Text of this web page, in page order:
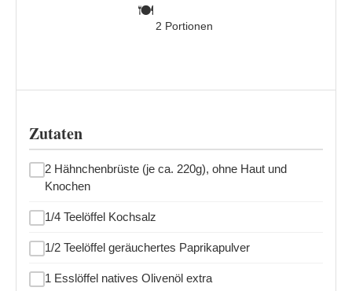
2 Portionen
Zutaten
2 Hähnchenbrüste (je ca. 220g), ohne Haut und
Knochen
1/4 Teelöffel Kochsalz
1/2 Teelöffel geräuchertes Paprikapulver
1 Esslöffel natives Olivenöl extra